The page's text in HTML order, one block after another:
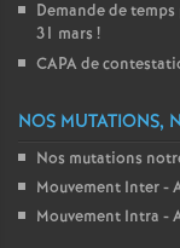
Demande de
31 mars !
CAPA de
NOS MUTATIONS,
Nos mutations
Mouvement Inter -
Mouvement Intra -